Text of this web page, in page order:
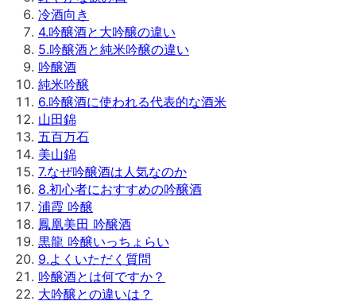
冷酒向き
4.吟醸酒と大吟醸の違い
5.吟醸酒と純米吟醸の違い
吟醸酒
純米吟醸
6.吟醸酒に使われる代表的な酒米
山田錦
五百万石
美山錦
7.なぜ吟醸酒は人気なのか
8.初心者におすすめの吟醸酒
浦霞 吟醸
鳳凰美田 吟醸酒
黒龍 吟醸いっちょらい
9.よくいただく質問
吟醸酒とは何ですか？
大吟醸との違いは？